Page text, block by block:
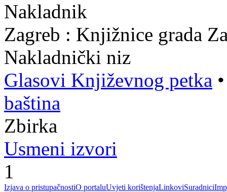
Nakladnik
Zagreb : Knjižnice grada
Nakladnički niz
Glasovi Književnog petka
baština
Zbirka
Usmeni izvori
1
Izjava o pristupačnostiO portaluUvjeti korištenjaLinkoviSuradnici